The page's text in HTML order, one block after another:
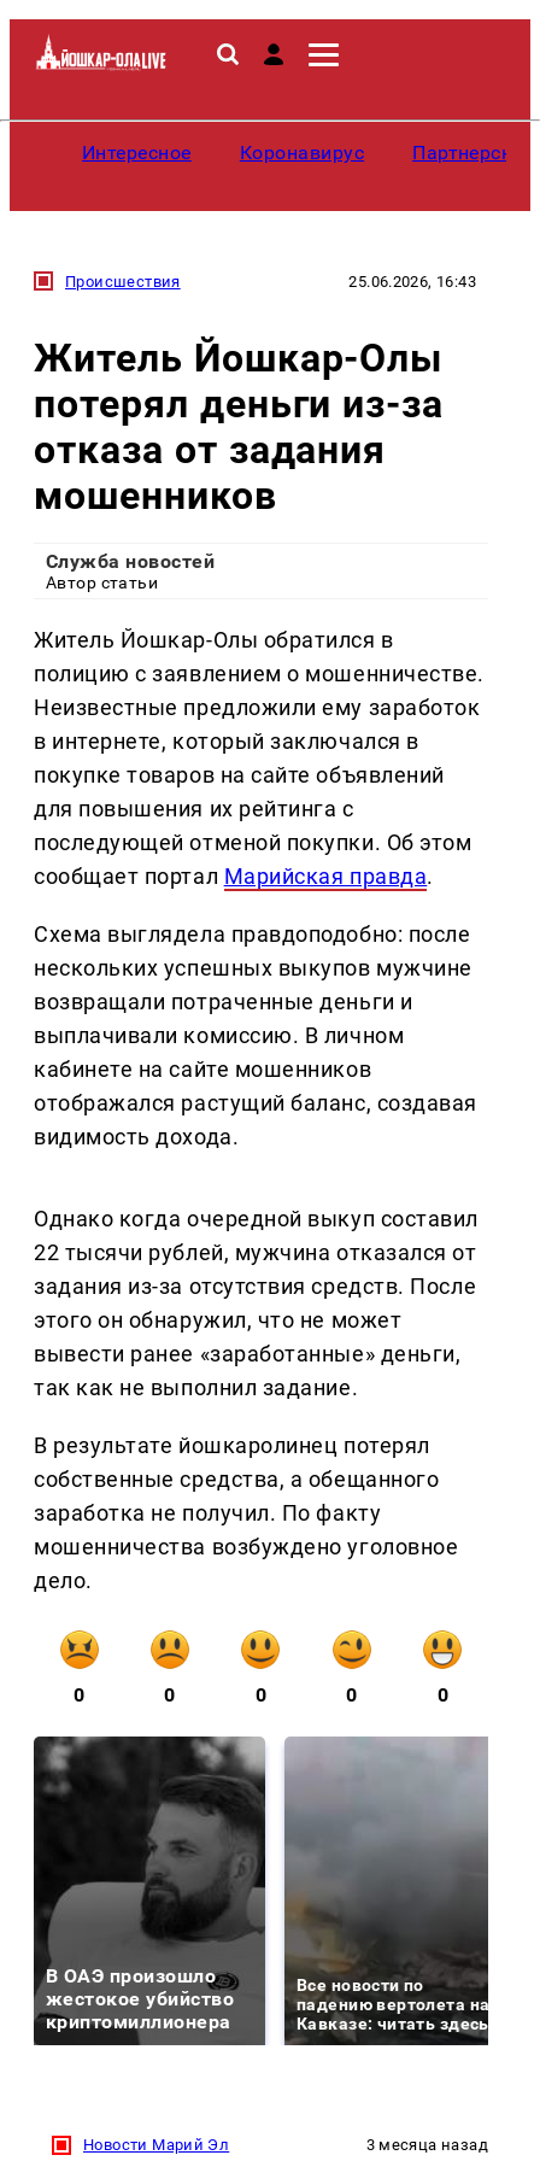
Интересное Коронавирус
Происшествия 25.06.2026, 16:43
Житель Йошкар-Олы
потерял деньги из-за
отказа от задания
мошенников
Служба новостей
Автор статьи
Житель Йошкар-Олы обратился в
полицию с заявлением о мошенничестве.
Неизвестные предложили ему заработок
в интернете, который заключался в
покупке товаров на сайте объявлений
для повышения их рейтинга с
последующей отменой покупки. Об этом
сообщает портал Марийская правда.
Схема выглядела правдоподобно: после
нескольких успешных выкупов мужчине
возвращали потраченные деньги и
выплачивали комиссию. В личном
кабинете на сайте мошенников
отображался растущий баланс, создавая
видимость дохода.
Однако когда очередной выкуп составил
22 тысячи рублей, мужчина отказался от
задания из-за отсутствия средств. После
этого он обнаружил, что не может
вывести ранее «заработанные» деньги,
так как не выполнил задание.
В результате йошкаролинец потерял
собственные средства, а обещанного
заработка не получил. По факту
мошенничества возбуждено уголовное
дело.
0 0 0 0 0
В ОАЭ произошло
жестокое убийство
криптомиллионера
Все новости по
падению вертолета на
Кавказе: читать здесь
Новости Марий Эл 3 месяца назад